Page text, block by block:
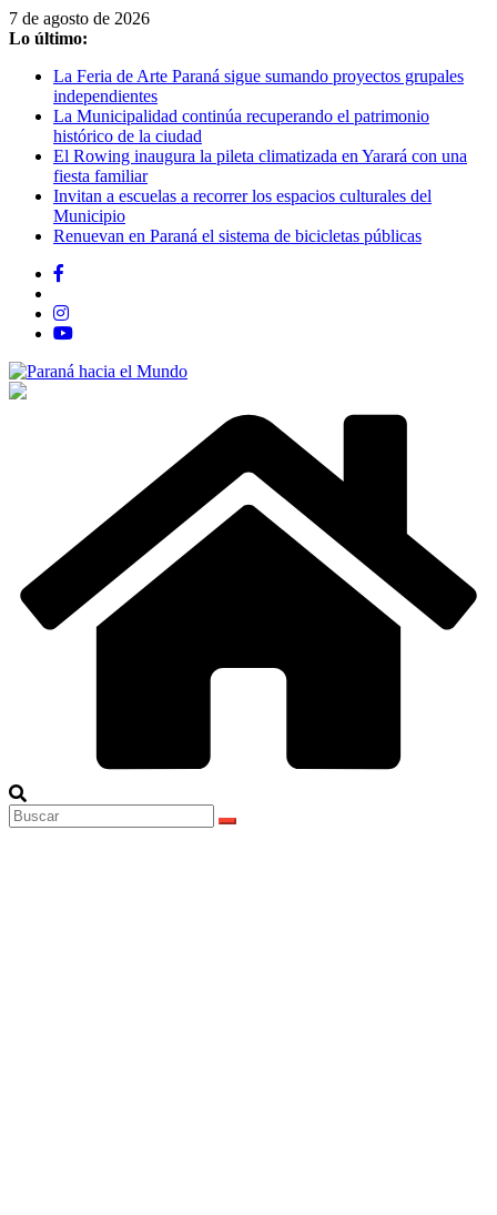
Saltar
al
7 de agosto de 2026
Lo último:
La Feria de Arte Paraná sigue sumando proyectos grupales
independientes
La Municipalidad continúa recuperando el patrimonio
histórico de la ciudad
El Rowing inaugura la pileta climatizada en Yarará con una
fiesta familiar
Invitan a escuelas a recorrer los espacios culturales del
Municipio
Renuevan en Paraná el sistema de bicicletas públicas